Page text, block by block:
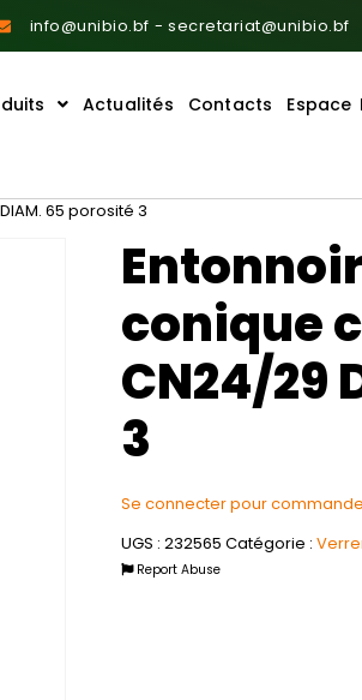
info@unibio.bf - secretariat@unibio.bf
Actualités Contacts Espace
65 porosité 3
conique
CN24/29
3
Se connecter pour
UGS : 232565 Catégorie :
Report Abuse